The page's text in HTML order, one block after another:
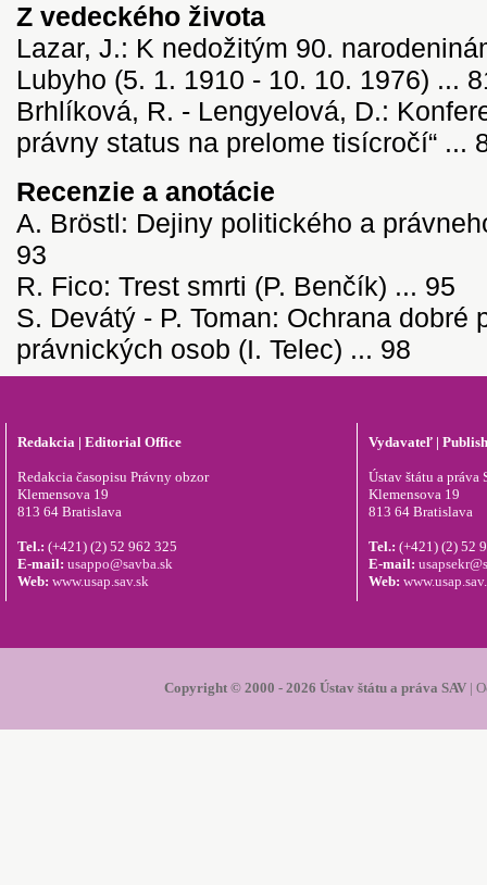
Z vedeckého života
Lazar, J.: K nedožitým 90.
Lubyho (5. 1. 1910 - 10. 10. 1976) ...
Brhlíková, R. - Lengyelová, D.:
právny status na prelome tisícročí“ ...
Recenzie a anotácie
A. Bröstl: Dejiny politického a
93
R. Fico: Trest smrti (P. Benčík) ... 95
S. Devátý - P. Toman: Ochrana dobré
právnických osob (I. Telec) ... 98
Redakcia | Editorial Office
Redakcia časopisu Právny obzor
Klemensova 19
813 64 Bratislava
Tel.: (+421) (2) 52 962 325
E-mail: usappo@savba.sk
Web: www.usap.sav.sk
Vydavateľ |
Ústav štátu a práva
Klemensova 19
813 64 Bratislava
Tel.: (+421) (2) 52
E-mail:
Web:
Copyright © 2000 - 2026 Ústav štátu a práva SAV|